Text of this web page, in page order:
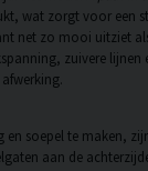
wat zorgt voor een
net zo mooi uitziet
zuivere lijnen
soepel te maken,
aan de